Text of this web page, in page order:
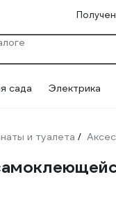
сада Электрика
и туалета /